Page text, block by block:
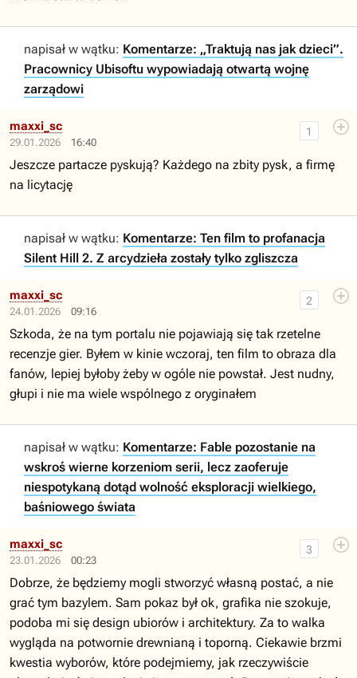
napisał w wątku: Komentarze: „Traktują nas jak dzieci”.
Pracownicy Ubisoftu wypowiadają otwartą wojnę
zarządowi
29.01.2026 16:40
1
maxxi_sc
Jeszcze partacze pyskują? Każdego na zbity pysk, a firmę
na licytację
napisał w wątku: Komentarze: Ten film to profanacja
Silent Hill 2. Z arcydzieła zostały tylko zgliszcza
24.01.2026 09:16
2
maxxi_sc
Szkoda, że na tym portalu nie pojawiają się tak rzetelne
recenzje gier. Byłem w kinie wczoraj, ten film to obraza dla
fanów, lepiej byłoby żeby w ogóle nie powstał. Jest nudny,
głupi i nie ma wiele wspólnego z oryginałem
napisał w wątku: Komentarze: Fable pozostanie na
wskroś wierne korzeniom serii, lecz zaoferuje
niespotykaną dotąd wolność eksploracji wielkiego,
baśniowego świata
23.01.2026 00:23
3
maxxi_sc
Dobrze, że będziemy mogli stworzyć własną postać, a nie
grać tym bazylem. Sam pokaz był ok, grafika nie szokuje,
podoba mi się design ubiorów i architektury. Za to walka
wygląda na potwornie drewnianą i toporną. Ciekawie brzmi
kwestia wyborów, które podejmiemy, jak rzeczywiście